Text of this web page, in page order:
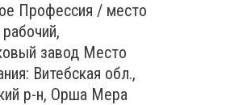
Профессия / место
завод Место
Витебская обл.,
р-н, Орша Мера